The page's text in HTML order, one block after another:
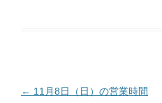
で
開
投
← 11月8日（日）の営業時間